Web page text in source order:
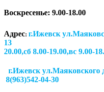
Воскресенье: 9.00-18.00
Адрес: г.Ижевск
13 (Пн-
20.00,сб 8.00-19.00,вс 9.00-
г.Ижевск
8(963)542-04-30